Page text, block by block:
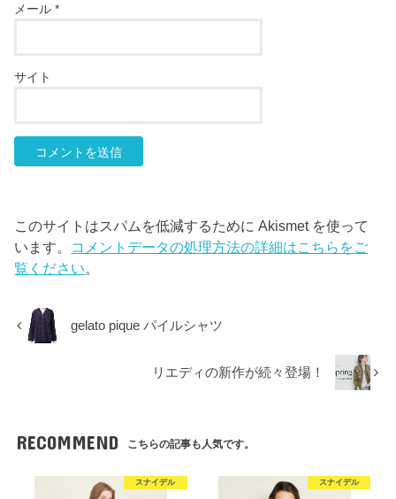
メール*
サイト
このサイトはスパムを低減するために Akismet を使って
います。 コメントデータの処理方法の詳細はこちらをご
覧ください。
gelato pique パイルシャツ
リエディの新作が続々登場！
RECOMMEND こちらの記事も人気です。
スナイデル スナイデル